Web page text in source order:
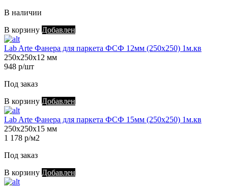
В наличии
В корзину Добавлен
Lab Arte Фанера для паркета ФСФ 12мм (250х250) 1м.кв
250х250х12 мм
948 р/шт
Под заказ
В корзину Добавлен
Lab Arte Фанера для паркета ФСФ 15мм (250х250) 1м.кв
250х250х15 мм
1 178 р/м2
Под заказ
В корзину Добавлен